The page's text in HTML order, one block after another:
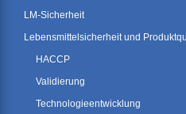
LM-Sicherheit
Lebensmittelsicherheit und
HACCP
Validierung
Technologieentwicklung